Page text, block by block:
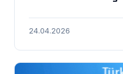
24.04.2026